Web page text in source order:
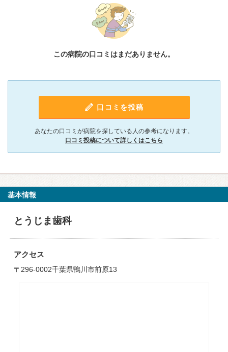
この病院の口コミはまだありません。
口コミを投稿
あなたの口コミが病院を探している人の参考になります。
口コミ投稿について詳しくはこちら
基本情報
とうじま歯科
アクセス
〒296-0002千葉県鴨川市前原13